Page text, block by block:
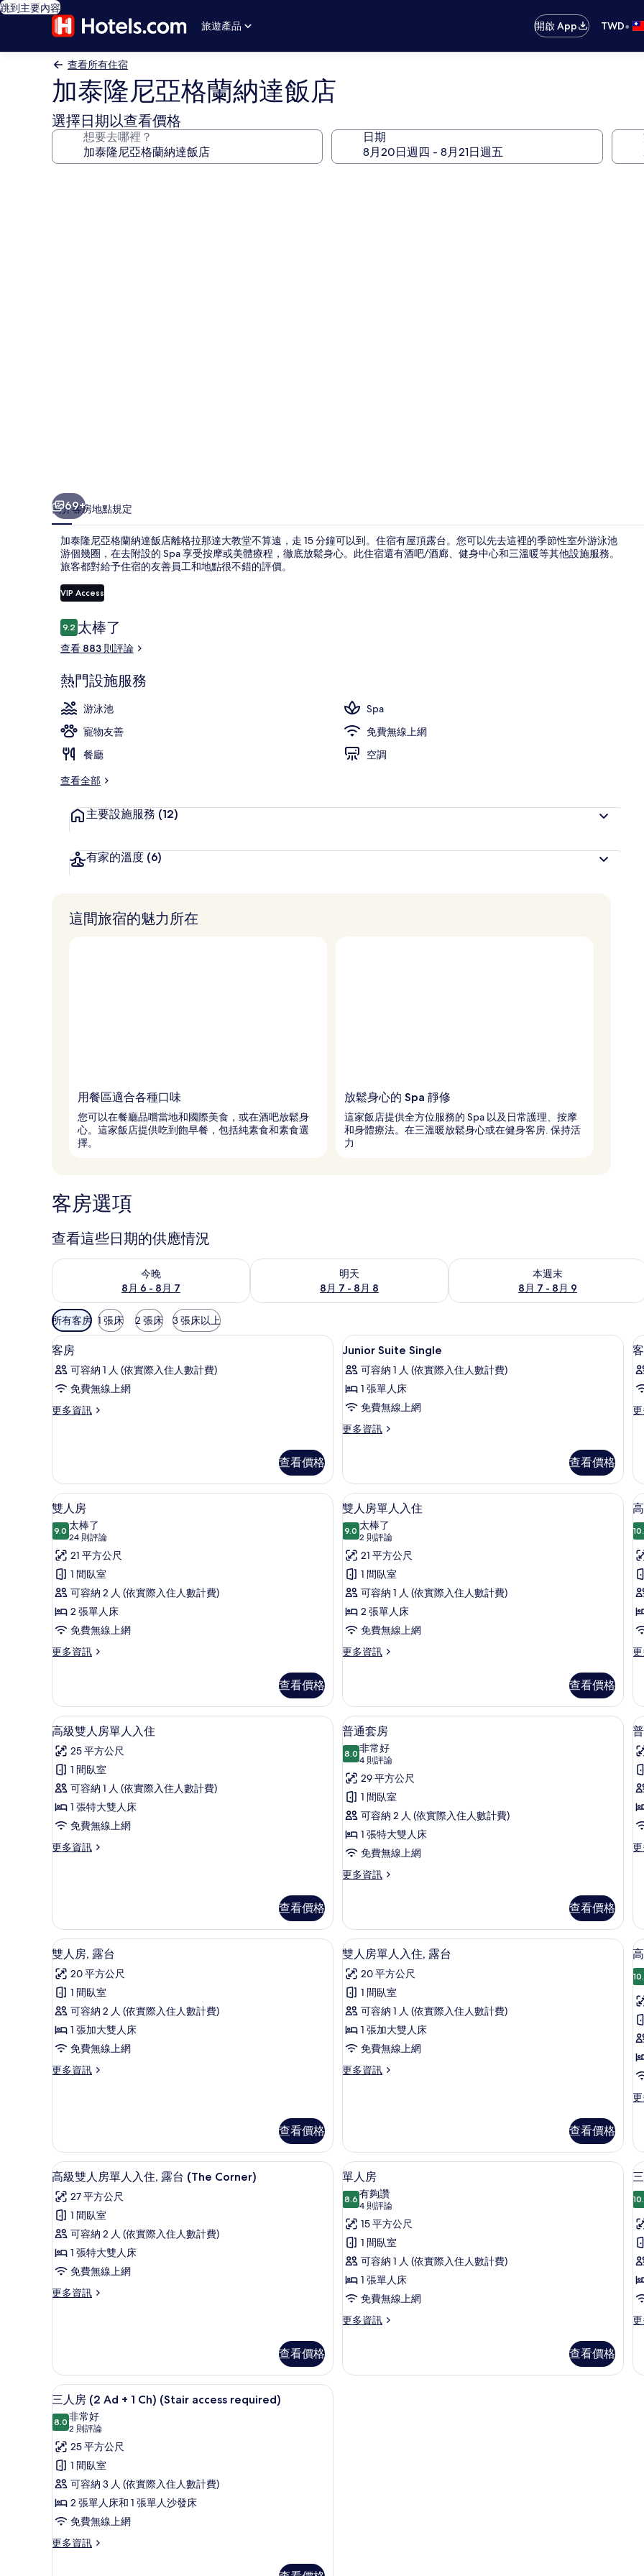
跳到主要內容
旅遊產品
開啟 App TWD•
查看所有住宿
加泰隆尼亞格蘭納達飯店
選擇日期以查看價格
想要去哪裡？ 日期
集69+
簡介客房地點規定
加泰隆尼亞格蘭納達飯店離格拉那達大教堂不算遠，走 15 分鐘可以到。住宿有屋頂露台。您可以先去這裡的季節性室外游泳池
游個幾圈，在去附設的 Spa 享受按摩或美體療程，徹底放鬆身心。此住宿還有酒吧/酒廊、健身中心和三溫暖等其他設施服務。
旅客都對給予住宿的友善員工和地點很不錯的評價。
VIP Access
評
論
9.29.2 分，滿分 10 分，
太棒了
查看 883 則評論
熱門設施服務
游泳池
Spa
寵物友善
免費無線上網
餐廳
空調
查看全部
主要設施服務 (12)
有家的溫度 (6)
這間旅宿的魅力所在
用餐區適合各種口味
您可以在餐廳品嚐當地和國際美食，或在酒吧放鬆身
心。這家飯店提供吃到飽早餐，包括純素食和素食選
擇。
放鬆身心的 Spa 靜修
這家飯店提供全方位服務的 Spa 以及日常護理、按摩
和身體療法。在三溫暖放鬆身心或在健身客房. 保持活
力
客房選項
查看這些日期的供應情況
今晚
8月 6 - 8月 7
查看今晚 (8月 6 - 8月 7) 的供應情況
明天
8月 7 - 8月 8
查看明天 (8月 7 - 8月 8) 的供應情況
本週末
8月 7 - 8月 9
查看本週末 (8月 7 - 8月 9) 的供應情況
可
用
的
客
房
篩
選
所有客房 1 張床 2 張床 3 張床以上
顯
示
客
的
相
片
迷你吧、客房內保險箱、書桌、遮光布/窗簾
4
客房
可容納 1 人 (依實際入住人數計費)
免費無線上網
更多資訊
更
詳
情
查看價格
顯
示
Junior
Suite
Single
的
相
片
迷你吧、客房內保險箱、書桌、遮光布/
8
Junior Suite Single
可容納 1 人 (依實際入住人數計費)
1 張單人床
免費無線上網
更多資訊
更
Single
的
詳
查看價格
顯
相
更
詳
情
顯
示
雙
人
房
的
所
有
相
迷你吧、客房內保險箱、書桌、遮光布/窗簾
5
雙人房
9.09.0 分，滿分 10 分
太棒了
24 則評論
(24
則
評
論)
21 平方公尺
1 間臥室
可容納 2 人 (依實際入住人數計費)
2 張單人床
免費無線上網
更多資訊
更
房
的
詳
查看價格
顯
示
雙
人
房
單
人
入
住
有
相
片
迷你吧、客房內保險箱、書桌、遮光布/
5
雙人房單人入住
9.09.0 分，滿分 10 分
太棒了
2 則評論
(2
則
評
論)
21 平方公尺
1 間臥室
可容納 1 人 (依實際入住人數計費)
2 張單人床
免費無線上網
更多資訊
更
房
單
人
入
住
詳
情
查看價格
更
雙
人
房
的
詳
情
顯
示
高
級
雙
人
單
的
所
有
相
片
迷你吧、客房內保險箱、書桌、遮光布/窗簾
4
高級雙人房單人入住
25 平方公尺
1 間臥室
可容納 1 人 (依實際入住人數計費)
1 張特大雙人床
免費無線上網
更多資訊
更
房
單
人
入
住
的
詳
情
查看價格
顯
示
普
通
套
房
的
所
有
迷你吧、客房內保險箱、書桌、遮光布/
6
普通套房
8.08.0 分，滿分 10 分
非常好
4 則評論
(4
則
評
論)
29 平方公尺
1 間臥室
可容納 2 人 (依實際入住人數計費)
1 張特大雙人床
免費無線上網
更多資訊
更
套
房
的
情
查看價格
套
更
的
詳
情
顯
示
雙
人
房,
露
的
片
迷你吧、客房內保險箱、書桌、遮光布/窗簾
5
雙人房, 露台
20 平方公尺
1 間臥室
可容納 2 人 (依實際入住人數計費)
1 張加大雙人床
免費無線上網
更多資訊
更
台
的
詳
情
查看價格
顯
示
雙
人
房
單
入
的
所
有
相
片
迷你吧、客房內保險箱、書桌、遮光布/
5
雙人房單人入住, 露台
20 平方公尺
1 間臥室
可容納 1 人 (依實際入住人數計費)
1 張加大雙人床
免費無線上網
更多資訊
更
人
入
住,
露
台
的
詳
情
查看價格
更
雙
人
房,
台
的
詳
情
顯
示
高
級
雙
人
單
露
台
(The
Corner)
的
所
有
相
片
迷你吧、客房內保險箱、書桌、遮光布/窗簾
5
高級雙人房單人入住, 露台 (The Corner)
27 平方公尺
1 間臥室
可容納 2 人 (依實際入住人數計費)
1 張特大雙人床
免費無線上網
更多資訊
更
房
單
人
入
住,
露
台
(The
Corner)
的
詳
查看價格
顯
示
單
人
房
的
所
有
相
單人房 | 迷你吧、客房內保險箱、書桌
4
單人房
8.68.6 分，滿分 10 分
有夠讚
4 則評論
(4
則
評
論)
15 平方公尺
1 間臥室
可容納 1 人 (依實際入住人數計費)
1 張單人床
免費無線上網
更多資訊
更
房
查看價格
顯
(3
所
更
房
顯
示
三
人
房
(2
Ad
+
1
Ch)
迷你吧、客房內保險箱、書桌、遮光布/窗簾
5
三人房 (2 Ad + 1 Ch) (Stair access required)
8.08.0 分，滿分 10 分
非常好
2 則評論
(2
則
評
論)
25 平方公尺
1 間臥室
可容納 3 人 (依實際入住人數計費)
2 張單人床和 1 張單人沙發床
免費無線上網
更多資訊
更